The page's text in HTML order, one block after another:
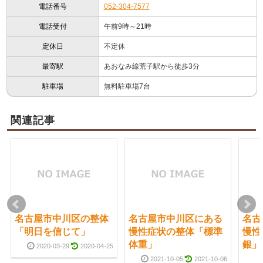
電話番号 052-304-7577
電話受付 午前9時～21時
定休日 不定休
最寄駅 あおなみ線荒子駅から徒歩3分
駐車場 無料駐車場7台
関連記事
名古屋市中川区の整体
「明日を信じて」
2020-03-29 2020-04-25
名古屋市中川区にある
慢性症状の整体「標準
体重」
2021-10-05 2021-10-06
名
慢
銀」